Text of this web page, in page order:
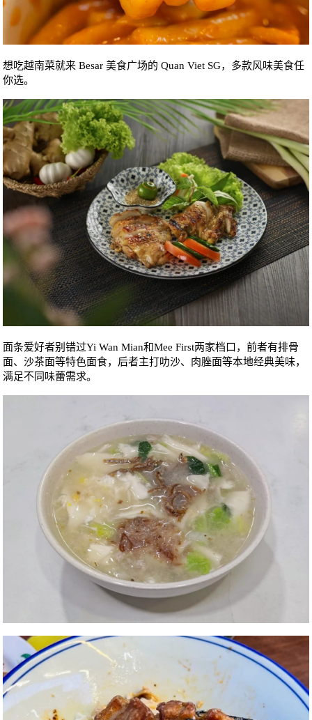
想吃越南菜就来 Besar 美食广场的 Quan Viet SG，多款风味美食任
你选。
面条爱好者别错过Yi Wan Mian和Mee First两家档口，前者有排骨
面、沙茶面等特色面食，后者主打叻沙、肉脞面等本地经典美味，
满足不同味蕾需求。